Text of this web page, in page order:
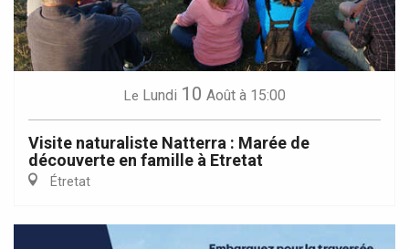
Le Lundi 10 Août à 15:00
Visite naturaliste Natterra : Marée de
découverte en famille à Etretat
Étretat